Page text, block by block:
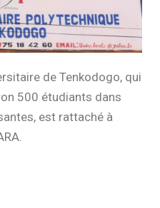
de Tenkodogo, qui
500 étudiants dans
est rattaché à